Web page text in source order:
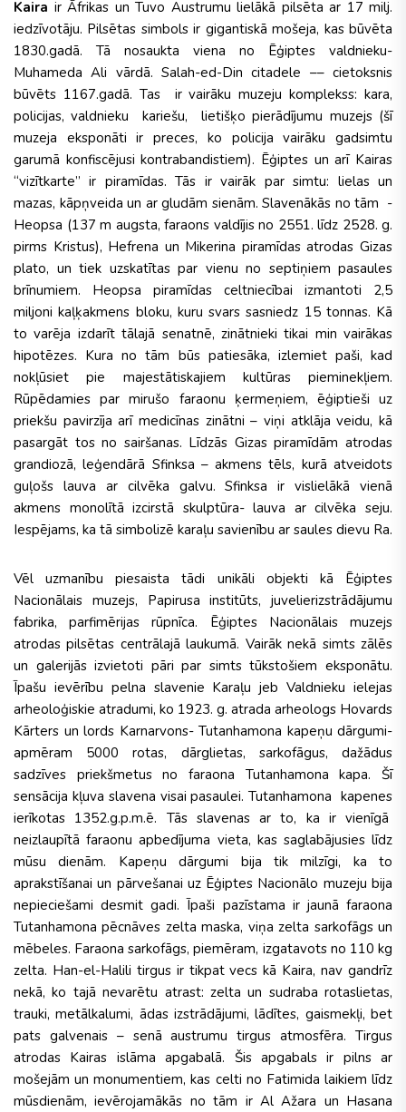
Kaira ir Āfrikas un Tuvo Austrumu lielākā pilsēta ar 17 milj.
iedzīvotāju. Pilsētas simbols ir gigantiskā mošeja, kas būvēta
1830.gadā. Tā nosaukta viena no Ēģiptes valdnieku-
Muhameda Ali vārdā. Salah-ed-Din citadele –– cietoksnis
būvēts 1167.gadā. Tas ir vairāku muzeju komplekss: kara,
policijas, valdnieku kariešu, lietišķo pierādījumu muzejs (šī
muzeja eksponāti ir preces, ko policija vairāku gadsimtu
garumā konfiscējusi kontrabandistiem). Ēģiptes un arī Kairas
“vizītkarte” ir piramīdas. Tās ir vairāk par simtu: lielas un
mazas, kāpņveida un ar gludām sienām. Slavenākās no tām -
Heopsa (137 m augsta, faraons valdījis no 2551. līdz 2528. g.
pirms Kristus), Hefrena un Mikerina piramīdas atrodas Gizas
plato, un tiek uzskatītas par vienu no septiņiem pasaules
brīnumiem. Heopsa piramīdas celtniecībai izmantoti 2,5
miljoni kaļķakmens bloku, kuru svars sasniedz 15 tonnas. Kā
to varēja izdarīt tālajā senatnē, zinātnieki tikai min vairākas
hipotēzes. Kura no tām būs patiesāka, izlemiet paši, kad
nokļūsiet pie majestātiskajiem kultūras pieminekļiem.
Rūpēdamies par mirušo faraonu ķermeņiem, ēģiptieši uz
priekšu pavirzīja arī medicīnas zinātni – viņi atklāja veidu, kā
pasargāt tos no sairšanas. Līdzās Gizas piramīdām atrodas
grandiozā, leģendārā Sfinksa – akmens tēls, kurā atveidots
guļošs lauva ar cilvēka galvu. Sfinksa ir vislielākā vienā
akmens monolītā izcirstā skulptūra- lauva ar cilvēka seju.
Iespējams, ka tā simbolizē karaļu savienību ar saules dievu Ra.
Vēl uzmanību piesaista tādi unikāli objekti kā Ēģiptes
Nacionālais muzejs, Papirusa institūts, juvelierizstrādājumu
fabrika, parfimērijas rūpnīca. Ēģiptes Nacionālais muzejs
atrodas pilsētas centrālajā laukumā. Vairāk nekā simts zālēs
un galerijās izvietoti pāri par simts tūkstošiem eksponātu.
Īpašu ievērību pelna slavenie Karaļu jeb Valdnieku ielejas
arheoloģiskie atradumi, ko 1923. g. atrada arheologs Hovards
Kārters un lords Karnarvons- Tutanhamona kapeņu dārgumi-
apmēram 5000 rotas, dārglietas, sarkofāgus, dažādus
sadzīves priekšmetus no faraona Tutanhamona kapa. Šī
sensācija kļuva slavena visai pasaulei. Tutanhamona kapenes
ierīkotas 1352.g.p.m.ē. Tās slavenas ar to, ka ir vienīgā
neizlaupītā faraonu apbedījuma vieta, kas saglabājusies līdz
mūsu dienām. Kapeņu dārgumi bija tik milzīgi, ka to
aprakstīšanai un pārvešanai uz Ēģiptes Nacionālo muzeju bija
nepieciešami desmit gadi. Īpaši pazīstama ir jaunā faraona
Tutanhamona pēcnāves zelta maska, viņa zelta sarkofāgs un
mēbeles. Faraona sarkofāgs, piemēram, izgatavots no 110 kg
zelta. Han-el-Halili tirgus ir tikpat vecs kā Kaira, nav gandrīz
nekā, ko tajā nevarētu atrast: zelta un sudraba rotaslietas,
trauki, metālkalumi, ādas izstrādājumi, lādītes, gaismekļi, bet
pats galvenais – senā austrumu tirgus atmosfēra. Tirgus
atrodas Kairas islāma apgabalā. Šis apgabals ir pilns ar
mošejām un monumentiem, kas celti no Fatimida laikiem līdz
mūsdienām, ievērojamākās no tām ir Al Ažara un Hasana